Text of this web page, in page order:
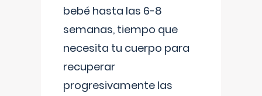
bebé hasta las 6-8
semanas, tiempo que
necesita tu cuerpo para
recuperar
progresivamente las